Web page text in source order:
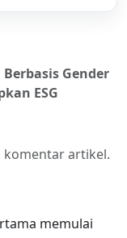
Gender
ESG
komentar artikel.
memulai